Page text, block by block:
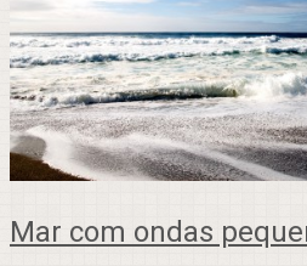
Mar com ondas